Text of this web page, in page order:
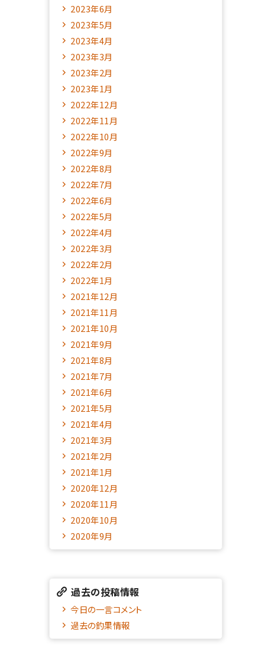
2023年6月
2023年5月
2023年4月
2023年3月
2023年2月
2023年1月
2022年12月
2022年11月
2022年10月
2022年9月
2022年8月
2022年7月
2022年6月
2022年5月
2022年4月
2022年3月
2022年2月
2022年1月
2021年12月
2021年11月
2021年10月
2021年9月
2021年8月
2021年7月
2021年6月
2021年5月
2021年4月
2021年3月
2021年2月
2021年1月
2020年12月
2020年11月
2020年10月
2020年9月
過去の投稿情報
今日の一言コメント
過去の釣果情報